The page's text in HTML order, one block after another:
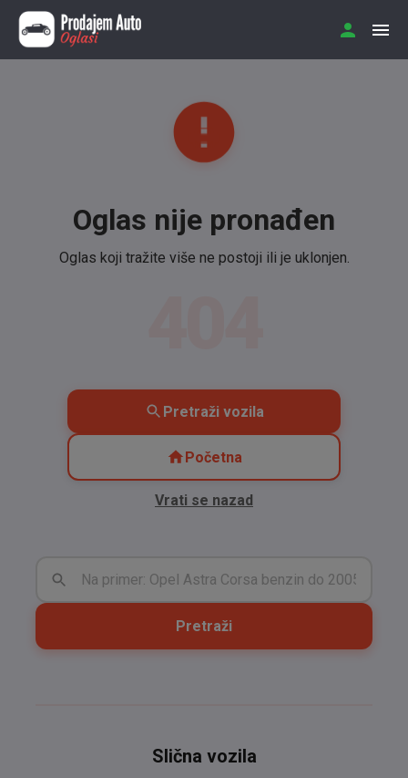
Oglas nije pronađen
Oglas koji tražite više ne postoji ili je uklonjen.
Pretraži vozila
Početna
Vrati se nazad
Pretraži
Slična vozila